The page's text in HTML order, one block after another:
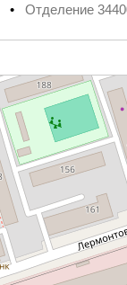
• Отделение